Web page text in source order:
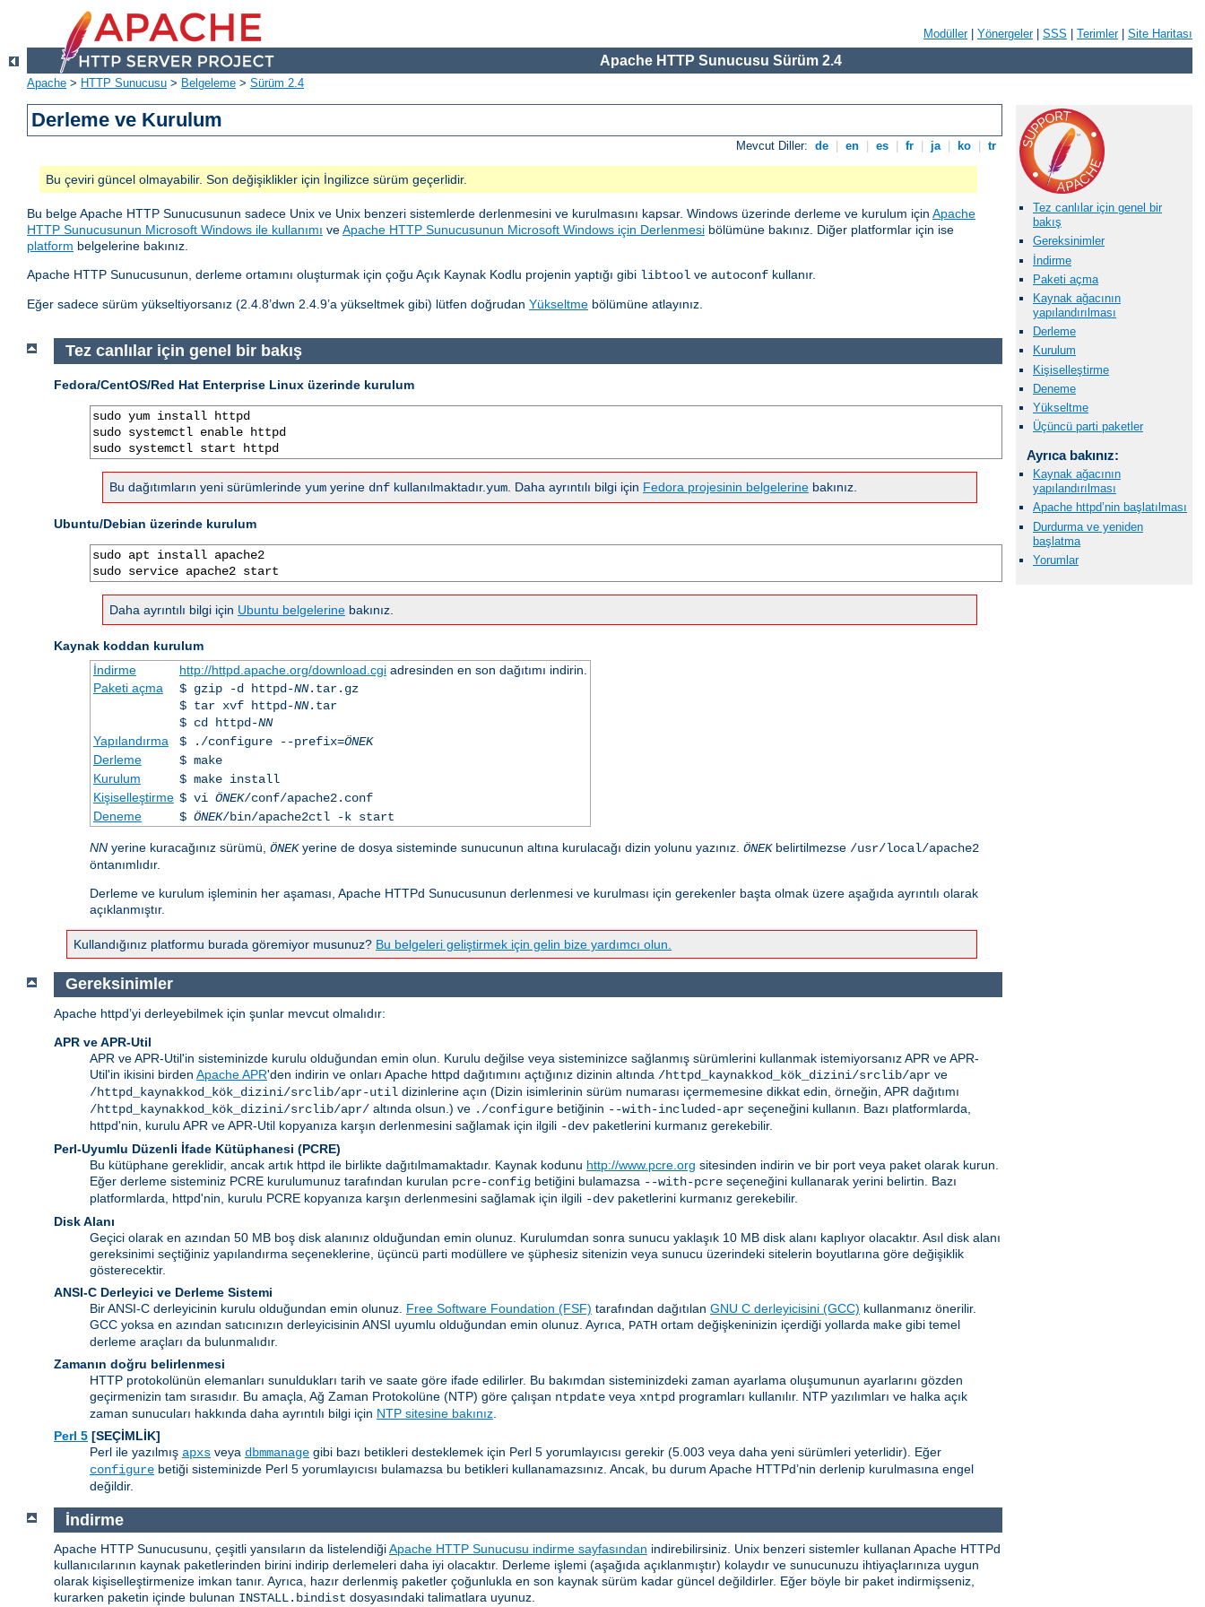
Modüller| Yönergeler| SSS Terimler| Site Haritası
Apache HTTP Sunucusu Sürüm 2.4
Apache > HTTP Sunucusu > Belgeleme > Sürüm 2.4
Derleme ve Kurulum
Mevcut Diller: de en es fr ja ko tr
Bu çeviri güncel olmayabilir. Son değişiklikler için İngilizce sürüm geçerlidir.
Bu belge Apache HTTP Sunucusunun sadece Unix ve Unix benzeri sistemlerde derlenmesini ve kurulmasını kapsar. Windows üzerinde derleme ve kurulum için Apache
HTTP Sunucusunun Microsoft Windows ile kullanımı veApache HTTP Sunucusunun Microsoft Windows için Derlenmesi bölümüne bakınız. Diğer platformlar için ise
platform belgelerine bakınız.
Apache HTTP Sunucusunun, derleme ortamını oluşturmak için çoğu Açık Kaynak Kodlu projenin yaptığı gibi libtool ve autoconf kullanır.
Eğer sadece sürüm yükseltiyorsanız (2.4.8’dwn 2.4.9’a yükseltmek gibi) lütfen doğrudan Yükseltme bölümüne atlayınız.
Tez canlılar için genel bir
bakış
Gereksinimler
İndirme
Paketi açma
Kaynak ağacının
yapılandırılması
Derleme
Kurulum
Kişiselleştirme
Deneme
Yükseltme
Üçüncü parti paketler
Ayrıca bakınız:
Kaynak ağacının
yapılandırılması
Apache httpd’nin başlatılması
Durdurma ve yeniden
başlatma
Yorumlar
Tez canlılar için genel bir bakış
Fedora/CentOS/Red Hat Enterprise Linux üzerinde kurulum
sudo yum install httpd
sudo systemctl enable httpd
sudo systemctl start httpd
Bu dağıtımların yeni sürümlerinde yum yerine dnf kullanılmaktadır.yum . Daha ayrıntılı bilgi için Fedora projesinin belgelerine bakınız.
Ubuntu/Debian üzerinde kurulum
sudo apt install apache2
sudo service apache2 start
Daha ayrıntılı bilgi için Ubuntu belgelerine bakınız.
Kaynak koddan kurulum
İndirme
http://httpd.apache.org/download.cgiadresinden en son dağıtımı indirin.
Paketi açma
$ gzip -d httpd-NN.tar.gz
$ tar xvf httpd-NN.tar
$ cd httpd-NN
Yapılandırma
$ ./configure --prefix=ÖNEK
Derleme
$ make
Kurulum
$ make install
Kişiselleştirme $ vi ÖNEK/conf/apache2.conf
Deneme
$ ÖNEK/bin/apache2ctl -k start
NN yerine kuracağınız sürümü, ÖNEKyerine de dosya sisteminde sunucunun altına kurulacağı dizin yolunu yazınız. ÖNEKbelirtilmezse /usr/local/apache2
öntanımlıdır.
Derleme ve kurulum işleminin her aşaması, Apache HTTPd Sunucusunun derlenmesi ve kurulması için gerekenler başta olmak üzere aşağıda ayrıntılı olarak
açıklanmıştır.
Kullandığınız platformu burada göremiyor musunuz? Bu belgeleri geliştirmek için gelin bize yardımcı olun.
Gereksinimler
Apache httpd’yi derleyebilmek için şunlar mevcut olmalıdır:
APR ve APR-Util
APR ve APR-Util'in sisteminizde kurulu olduğundan emin olun. Kurulu değilse veya sisteminizce sağlanmış sürümlerini kullanmak istemiyorsanız APR ve APR-
Util'in ikisini birden Apache APR'den indirin ve onları Apache httpd dağıtımını açtığınız dizinin altında /httpd_kaynakkod_kök_dizini/srclib/apr ve
/httpd_kaynakkod_kök_dizini/srclib/apr-util dizinlerine açın (Dizin isimlerinin sürüm numarası içermemesine dikkat edin, örneğin, APR dağıtımı
/httpd_kaynakkod_kök_dizini/srclib/apr/ altında olsun.) ve ./configure betiğinin --with-included-apr seçeneğini kullanın. Bazı platformlarda,
httpd'nin, kurulu APR ve APR-Util kopyanıza karşın derlenmesini sağlamak için ilgili -dev paketlerini kurmanız gerekebilir.
Perl-Uyumlu Düzenli İfade Kütüphanesi (PCRE)
Bu kütüphane gereklidir, ancak artık httpd ile birlikte dağıtılmamaktadır. Kaynak kodunu http://www.pcre.org sitesinden indirin ve bir port veya paket olarak kurun.
Eğer derleme sisteminiz PCRE kurulumunuz tarafından kurulan pcre-config betiğini bulamazsa --with-pcre seçeneğini kullanarak yerini belirtin. Bazı
platformlarda, httpd'nin, kurulu PCRE kopyanıza karşın derlenmesini sağlamak için ilgili -dev paketlerini kurmanız gerekebilir.
Disk Alanı
Geçici olarak en azından 50 MB boş disk alanınız olduğundan emin olunuz. Kurulumdan sonra sunucu yaklaşık 10 MB disk alanı kaplıyor olacaktır. Asıl disk alanı
gereksinimi seçtiğiniz yapılandırma seçeneklerine, üçüncü parti modüllere ve şüphesiz sitenizin veya sunucu üzerindeki sitelerin boyutlarına göre değişiklik
gösterecektir.
ANSI-C Derleyici ve Derleme Sistemi
Bir ANSI-C derleyicinin kurulu olduğundan emin olunuz. Free Software Foundation (FSF) tarafından dağıtılan GNU C derleyicisini (GCC) kullanmanız önerilir.
GCC yoksa en azından satıcınızın derleyicisinin ANSI uyumlu olduğundan emin olunuz. Ayrıca, PATH ortam değişkeninizin içerdiği yollarda make gibi temel
derleme araçları da bulunmalıdır.
Zamanın doğru belirlenmesi
HTTP protokolünün elemanları sunuldukları tarih ve saate göre ifade edilirler. Bu bakımdan sisteminizdeki zaman ayarlama oluşumunun ayarlarını gözden
geçirmenizin tam sırasıdır. Bu amaçla, Ağ Zaman Protokolüne (NTP) göre çalışan ntpdate veya xntpd programları kullanılır. NTP yazılımları ve halka açık
zaman sunucuları hakkında daha ayrıntılı bilgi için NTP sitesine bakınız
Perl 5 [SEÇİMLİK]
Perl ile yazılmış apxs veya dbmmanage gibi bazı betikleri desteklemek için Perl 5 yorumlayıcısı gerekir (5.003 veya daha yeni sürümleri yeterlidir). Eğer
configure betiği sisteminizde Perl 5 yorumlayıcısı bulamazsa bu betikleri kullanamazsınız. Ancak, bu durum Apache HTTPd’nin derlenip kurulmasına engel
değildir.
İndirme
Apache HTTP Sunucusunu, çeşitli yansıların da listelendiğiApache HTTP Sunucusu indirme sayfasından indirebilirsiniz. Unix benzeri sistemler kullanan Apache HTTPd
kullanıcılarının kaynak paketlerinden birini indirip derlemeleri daha iyi olacaktır. Derleme işlemi (aşağıda açıklanmıştır) kolaydır ve sunucunuzu ihtiyaçlarınıza uygun
olarak kişiselleştirmenize imkan tanır. Ayrıca, hazır derlenmiş paketler çoğunlukla en son kaynak sürüm kadar güncel değildirler. Eğer böyle bir paket indirmişseniz,
kurarken paketin içinde bulunan INSTALL.bindist dosyasındaki talimatlara uyunuz.